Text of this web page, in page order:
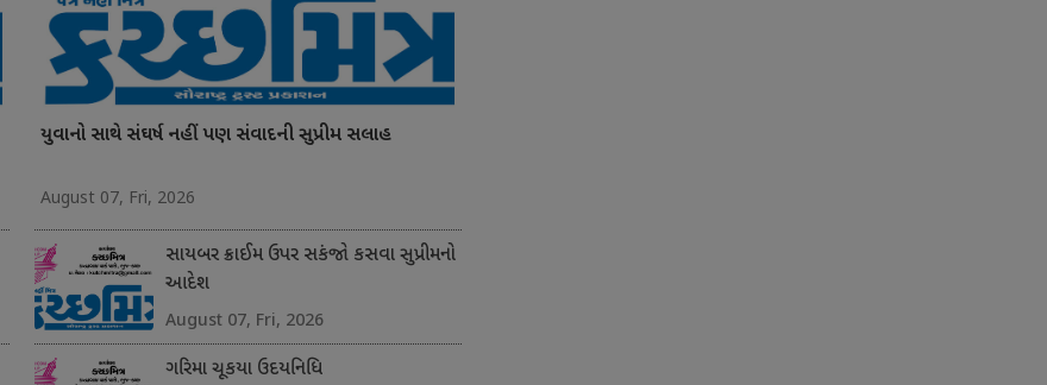
યુવાનો સાથે સંઘર્ષ નહીં પણ સંવાદની સુપ્રીમ સલાહ
August 07, Fri, 2026
સાયબર ક્રાઈમ ઉપર સકંજો કસવા સુપ્રીમનો
આદેશ
August 07, Fri, 2026
ગરિમા ચૂકયા ઉદયનિધિ